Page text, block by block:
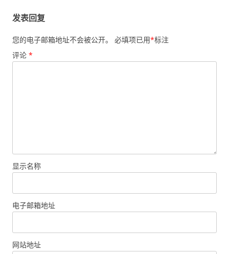
发表回复
您的电子邮箱地址不会被公开。 必填项已用*标注
评论 *
显示名称
电子邮箱地址
网站地址